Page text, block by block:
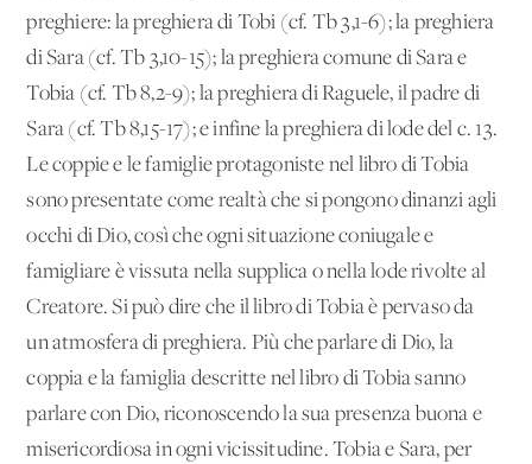
preghiere: la preghiera di Tobi (cf. Tb 3,1-6); la preghiera
di Sara (cf. Tb 3,10-15); la preghiera comune di Sara e
Tobia (cf. Tb 8,2-9); la preghiera di Raguele, il padre di
Sara (cf. Tb 8,15-17); e infine la preghiera di lode del c. 13.
Le coppie e le famiglie protagoniste nel libro di Tobia
sono presentate come realtà che si pongono dinanzi agli
occhi di Dio, così che ogni situazione coniugale e
famigliare è vissuta nella supplica o nella lode rivolte al
Creatore. Si può dire che il libro di Tobia è pervaso da
un'atmosfera di preghiera. Più che parlare di Dio, la
coppia e la famiglia descritte nel libro di Tobia sanno
parlare con Dio, riconoscendo la sua presenza buona e
misericordiosa in ogni vicissitudine. Tobia e Sara, per